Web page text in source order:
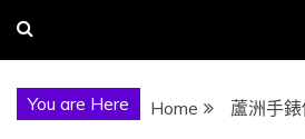
You are Here Home 蘆洲手